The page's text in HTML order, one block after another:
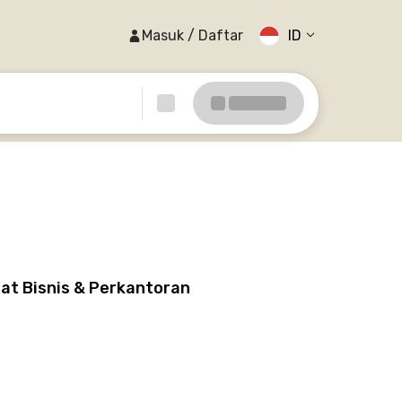
Masuk / Daftar ID
Bisnis & Perkantoran